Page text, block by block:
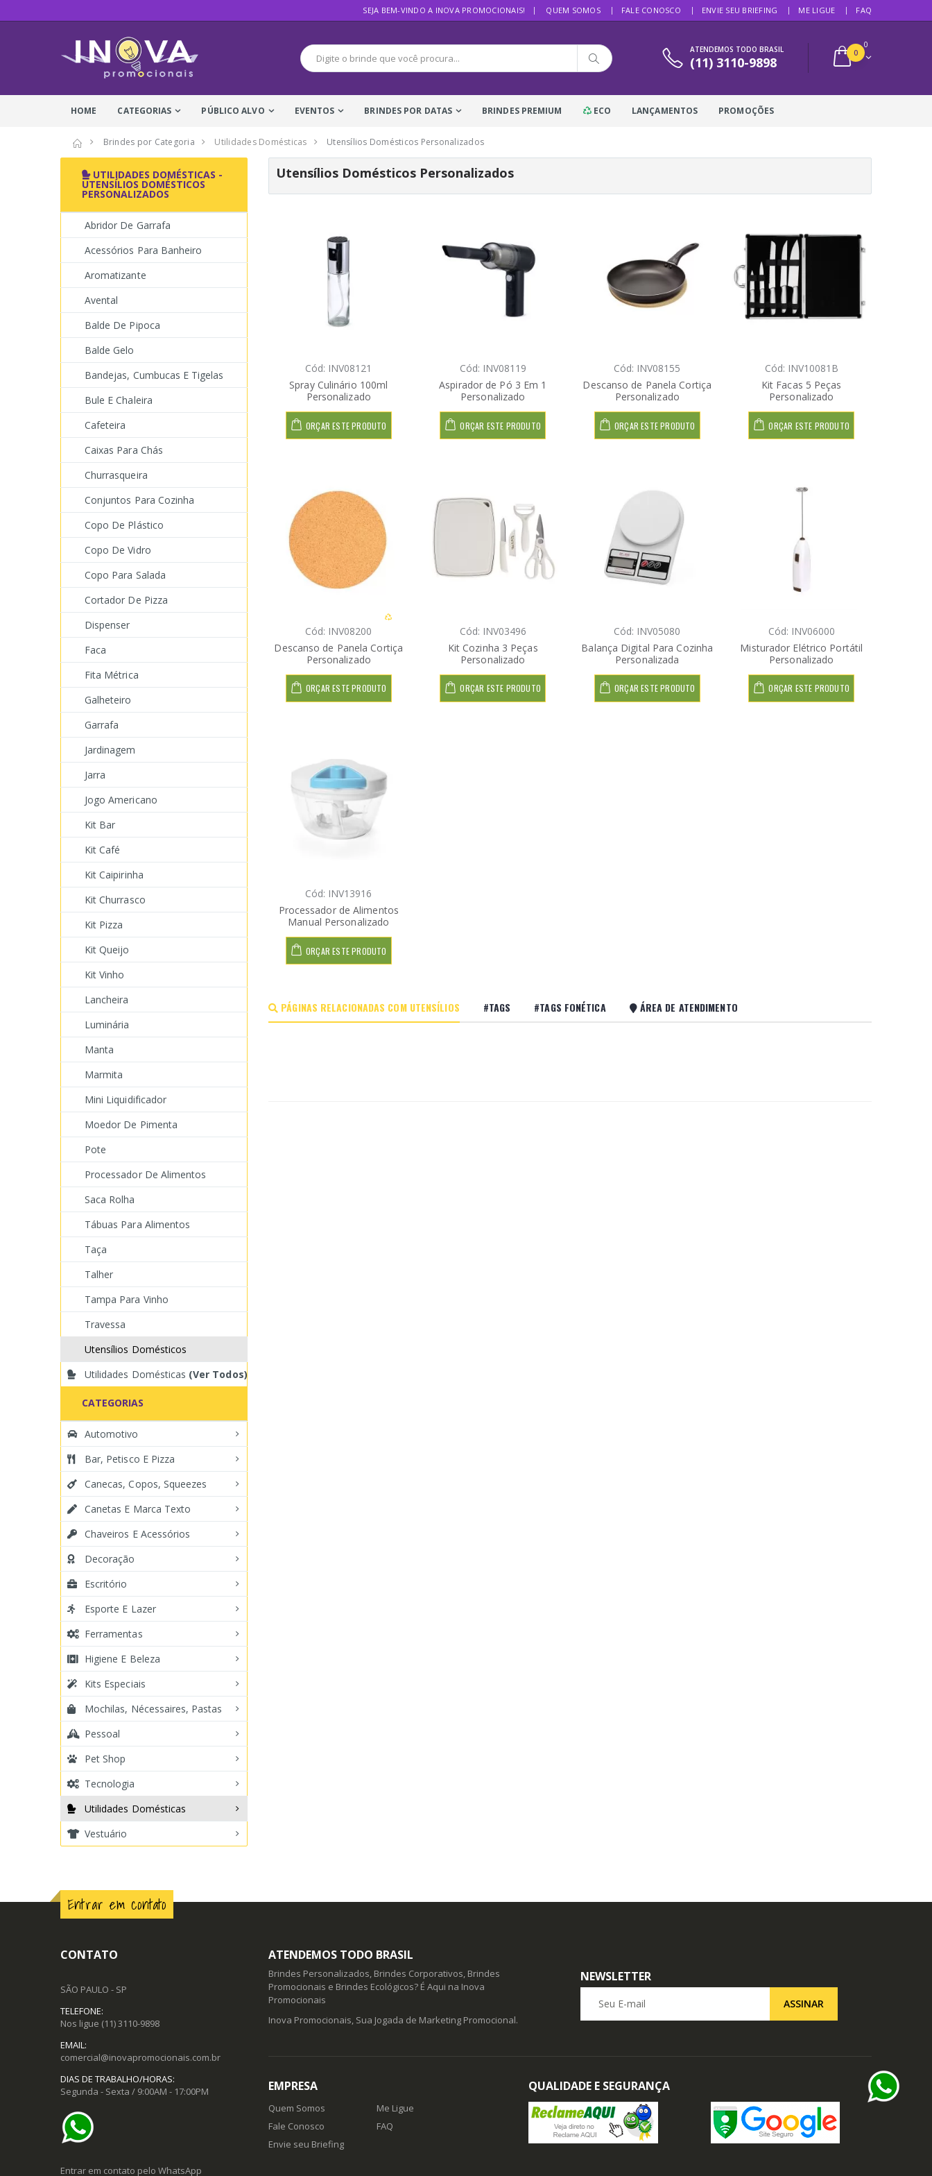
SEJA BEM-VINDO A INOVA PROMOCIONAIS! QUEM SOMOS FALE CONOSCO ENVIE SEU BRIEFING ME LIGUE FAQ
ATENDEMOS TODO BRASIL
(11) 3110-9898
0
0
HOME CATEGORIAS PÚBLICO ALVO EVENTOS BRINDES POR DATAS BRINDES PREMIUM ECO LANÇAMENTOS PROMOÇÕES
Brindes por Categoria Utilidades Domésticas Utensílios Domésticos Personalizados
Utensílios Domésticos Personalizados
Cód: INV08121
Spray Culinário 100ml
Personalizado
ORÇAR ESTE PRODUTO
Cód: INV08119
Aspirador de Pó 3 Em 1
Personalizado
ORÇAR ESTE PRODUTO
Cód: INV08155
Descanso de Panela Cortiça
Personalizado
ORÇAR ESTE PRODUTO
Cód: INV10081B
Kit Facas 5 Peças
Personalizado
ORÇAR ESTE PRODUTO
Cód: INV08200
Descanso de Panela Cortiça
Personalizado
ORÇAR ESTE PRODUTO
Cód: INV03496
Kit Cozinha 3 Peças
Personalizado
ORÇAR ESTE PRODUTO
Cód: INV05080
Balança Digital Para Cozinha
Personalizada
ORÇAR ESTE PRODUTO
Cód: INV06000
Misturador Elétrico Portátil
Personalizado
ORÇAR ESTE PRODUTO
Cód: INV13916
Processador de Alimentos
Manual Personalizado
ORÇAR ESTE PRODUTO
PÁGINAS RELACIONADAS COM UTENSÍLIOS #TAGS #TAGS FONÉTICA ÁREA DE ATENDIMENTO
UTILIDADES DOMÉSTICAS -
UTENSÍLIOS DOMÉSTICOS
PERSONALIZADOS
Abridor De Garrafa
Acessórios Para Banheiro
Aromatizante
Avental
Balde De Pipoca
Balde Gelo
Bandejas, Cumbucas E Tigelas
Bule E Chaleira
Cafeteira
Caixas Para Chás
Churrasqueira
Conjuntos Para Cozinha
Copo De Plástico
Copo De Vidro
Copo Para Salada
Cortador De Pizza
Dispenser
Faca
Fita Métrica
Galheteiro
Garrafa
Jardinagem
Jarra
Jogo Americano
Kit Bar
Kit Café
Kit Caipirinha
Kit Churrasco
Kit Pizza
Kit Queijo
Kit Vinho
Lancheira
Luminária
Manta
Marmita
Mini Liquidificador
Moedor De Pimenta
Pote
Processador De Alimentos
Saca Rolha
Tábuas Para Alimentos
Taça
Talher
Tampa Para Vinho
Travessa
Utensílios Domésticos
Utilidades Domésticas (Ver Todos)
CATEGORIAS
Automotivo
Bar, Petisco E Pizza
Canecas, Copos, Squeezes
Canetas E Marca Texto
Chaveiros E Acessórios
Decoração
Escritório
Esporte E Lazer
Ferramentas
Higiene E Beleza
Kits Especiais
Mochilas, Nécessaires, Pastas
Pessoal
Pet Shop
Tecnologia
Utilidades Domésticas
Vestuário
Entrar em contato
CONTATO
SÃO PAULO - SP
TELEFONE:
Nos ligue (11) 3110-9898
EMAIL:
comercial@inovapromocionais.com.br
DIAS DE TRABALHO/HORAS:
Segunda - Sexta / 9:00AM - 17:00PM
Entrar em contato pelo WhatsApp
ATENDEMOS TODO BRASIL
Brindes Personalizados, Brindes Corporativos, Brindes
Promocionais e Brindes Ecológicos? É Aqui na Inova
Promocionais
Inova Promocionais, Sua Jogada de Marketing Promocional.
NEWSLETTER
ASSINAR
EMPRESA
Quem Somos
Fale Conosco
Envie seu Briefing
Me Ligue
FAQ
QUALIDADE E SEGURANÇA